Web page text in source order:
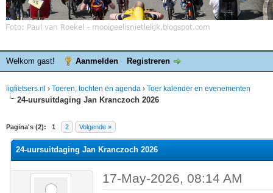
Welkom gast! Aanmelden Registreren
ligfietsers.nl › Toeren, tochten en agenda › Toer kalender en evenementen
24-uursuitdaging Jan Kranczoch 2026
Pagina's (2): 1 2 Volgende »
waardering is 0
24-uursuitdaging Jan Kranczoch 2026
17-May-2026, 08:14 AM